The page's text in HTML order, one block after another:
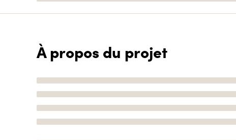
À propos du projet